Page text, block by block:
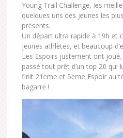
Young Trail Challenge, les
quelques uns des jeunes les
présents.
Un départ ultra rapide à 19h et
jeunes athlètes, et beaucoup
Les Espoirs justement ont
passé tout prêt d’un top 20 qui
finit 21eme et 5eme Espoir au
bagarre !